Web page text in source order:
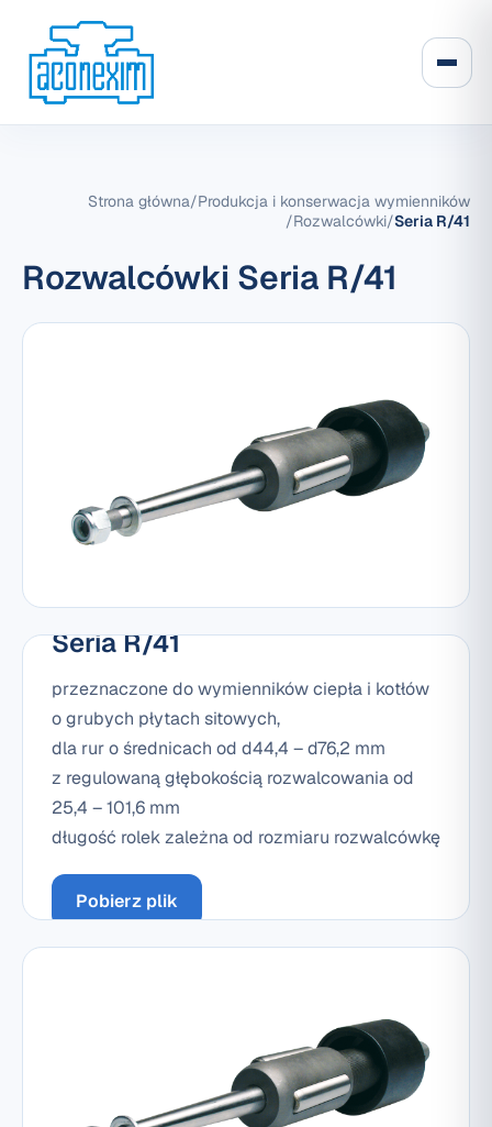
Strona główna/Produkcja i konserwacja wymienników
/Rozwalcówki/Seria R/41
Rozwalcówki Seria R/41
Seria R/41
przeznaczone do wymienników ciepła i kotłów
o grubych płytach sitowych,
dla rur o średnicach od d44,4 – d76,2 mm
z regulowaną głębokością rozwalcowania od
25,4 – 101,6 mm
długość rolek zależna od rozmiaru rozwalcówkę
Pobierz plik